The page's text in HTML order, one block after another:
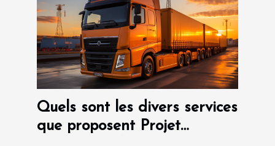
Quels sont les divers services
que proposent Projet